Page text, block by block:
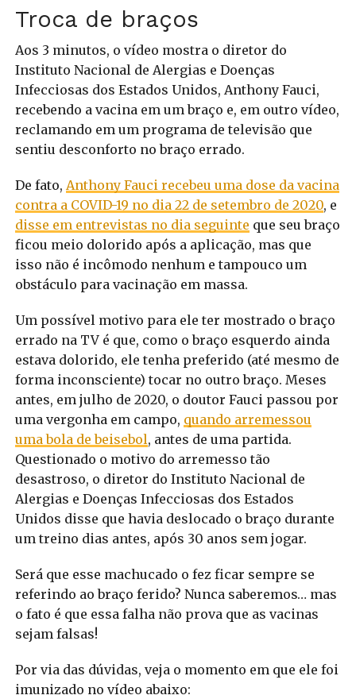
Troca de braços
Aos 3 minutos, o vídeo mostra o diretor do
Instituto Nacional de Alergias e Doenças
Infecciosas dos Estados Unidos, Anthony Fauci,
recebendo a vacina em um braço e, em outro vídeo,
reclamando em um programa de televisão que
sentiu desconforto no braço errado.
De fato, Anthony Fauci recebeu uma dose da vacina
contra a COVID-19 no dia 22 de setembro de 2020, e
disse em entrevistas no dia seguinte que seu braço
ficou meio dolorido após a aplicação, mas que
isso não é incômodo nenhum e tampouco um
obstáculo para vacinação em massa.
Um possível motivo para ele ter mostrado o braço
errado na TV é que, como o braço esquerdo ainda
estava dolorido, ele tenha preferido (até mesmo de
forma inconsciente) tocar no outro braço. Meses
antes, em julho de 2020, o doutor Fauci passou por
uma vergonha em campo, quando arremessou
uma bola de beisebol, antes de uma partida.
Questionado o motivo do arremesso tão
desastroso, o diretor do Instituto Nacional de
Alergias e Doenças Infecciosas dos Estados
Unidos disse que havia deslocado o braço durante
um treino dias antes, após 30 anos sem jogar.
Será que esse machucado o fez ficar sempre se
referindo ao braço ferido? Nunca saberemos… mas
o fato é que essa falha não prova que as vacinas
sejam falsas!
Por via das dúvidas, veja o momento em que ele foi
imunizado no vídeo abaixo: